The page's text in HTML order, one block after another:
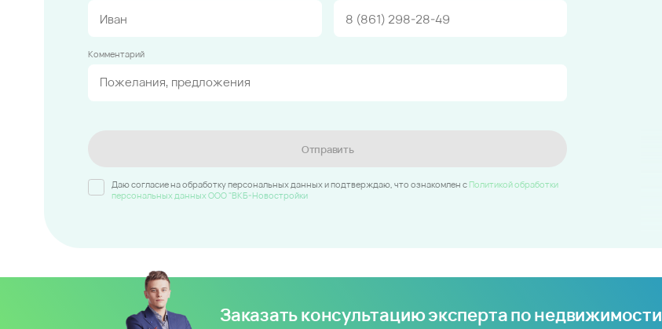
Комментарий
Отправить
Даю согласие на обработку персональных данных и подтверждаю, что ознакомлен c Политикой обработки
персональных данных ООО "ВКБ-Новостройки
Заказать консультацию эксперта по недвижимости